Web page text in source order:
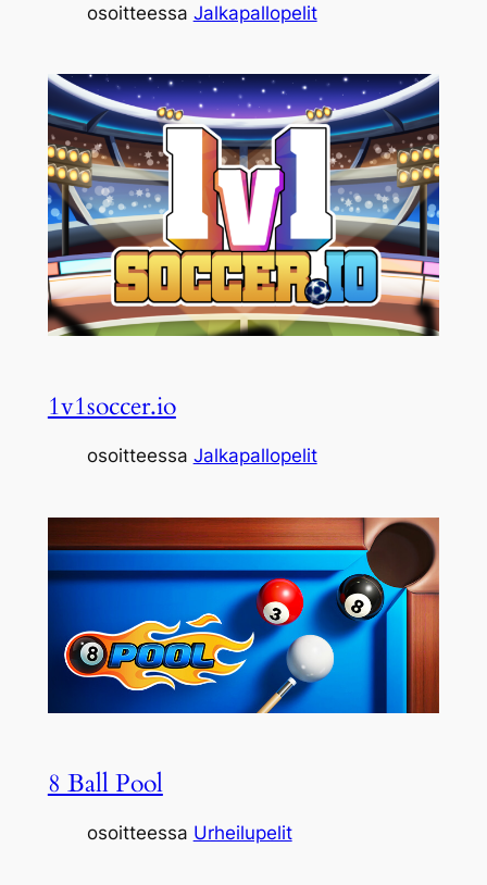
osoitteessa Jalkapallopelit
1v1soccer.io
osoitteessa Jalkapallopelit
8 Ball Pool
osoitteessa Urheilupelit